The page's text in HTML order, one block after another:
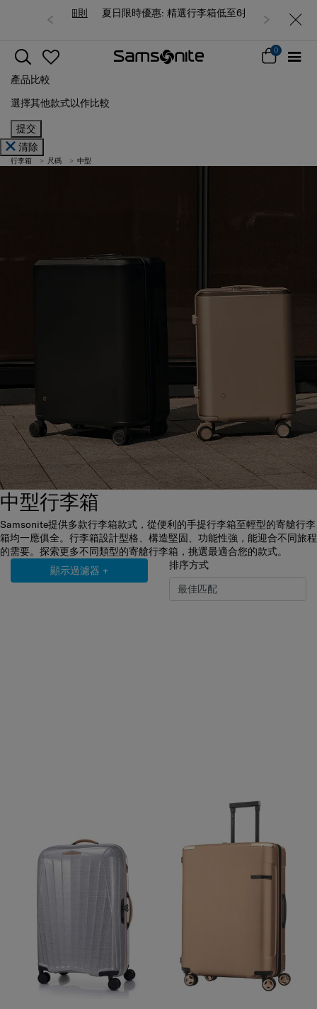
夏日限時優惠: 精選行李箱低至6折
產品比較
清除
行李箱
中型行李箱
Samsonite提供多款行李箱款式，從便利的手提行李箱至輕型的寄艙行李
箱均一應俱全。行李箱設計型格、構造堅固、功能性強，能迎合不同旅程
的需要。探索更多不同類型的寄艙行李箱，挑選最適合您的款式。
顯示過濾器 + 排序方式